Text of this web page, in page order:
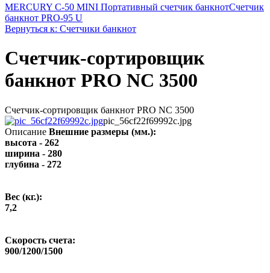
MERCURY C-50 MINI Портативный счетчик банкнотСчетчик
банкнот PRO-95 U
Вернуться к: Счетчики банкнот
Счетчик-сортировщик
банкнот PRO NC 3500
Счетчик-сортировщик банкнот PRO NC 3500
pic_56cf22f69992c.jpg
Описание Внешние размеры (мм.):
высота - 262
ширина - 280
глубина - 272
Вес (кг.):
7,2
Скорость счета:
900/1200/1500